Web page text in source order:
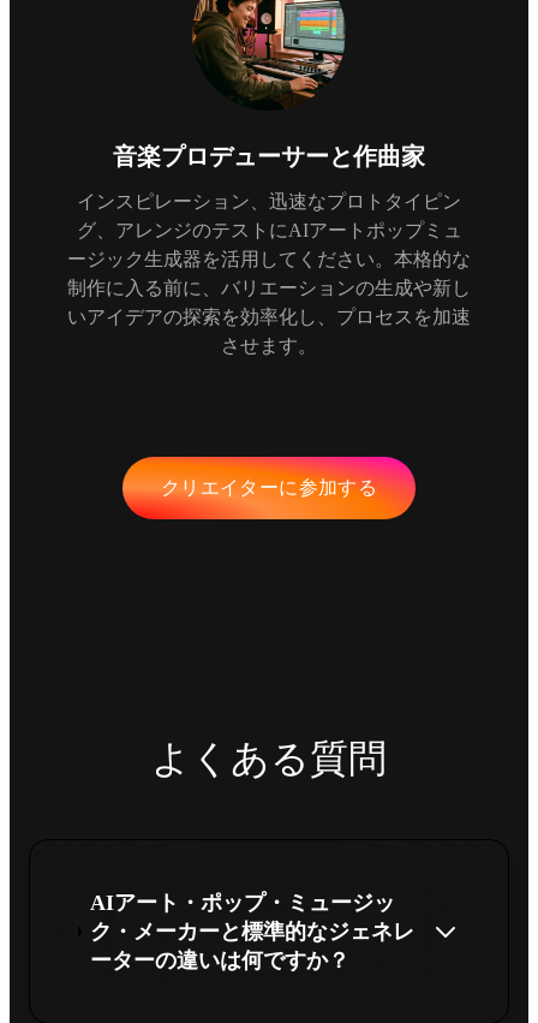
音楽プロデューサーと作曲家
インスピレーション、迅速なプロトタイピン
グ、アレンジのテストにAIアートポップミュ
ージック生成器を活用してください。本格的な
制作に入る前に、バリエーションの生成や新し
いアイデアの探索を効率化し、プロセスを加速
させます。
クリエイターに参加する
よくある質問
AIアート・ポップ・ミュージッ
ク・メーカーと標準的なジェネレ
ーターの違いは何ですか？